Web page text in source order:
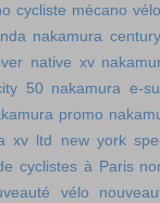
cycliste mécano vélo
nakamura
native xv
50 nakamura e-
promo
xv ltd
new york
cyclistes à Paris
vélo